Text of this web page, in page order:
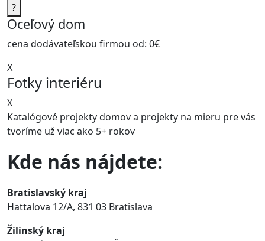
?
Oceľový dom
cena dodávateľskou firmou od: 0€
X
Fotky interiéru
X
Katalógové projekty domov a projekty na mieru pre vás
tvoríme už viac ako 5+ rokov
Kde nás nájdete:
Bratislavský kraj
Hattalova 12/A, 831 03 Bratislava
Žilinský kraj